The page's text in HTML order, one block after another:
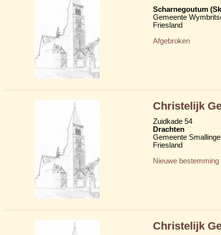
Scharnegoutum
Gemeente
Friesland
Afgebroken
Christelijk
Zuidkade 54
Drachten
Gemeente
Friesland
Nieuwe bestemming
Christelijk